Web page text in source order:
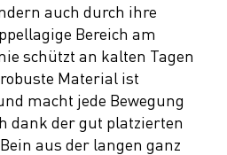
auch durch ihre
Bereich am
schützt an kalten Tagen
Material ist
macht jede Bewegung
dank der gut platzierten
aus der langen ganz